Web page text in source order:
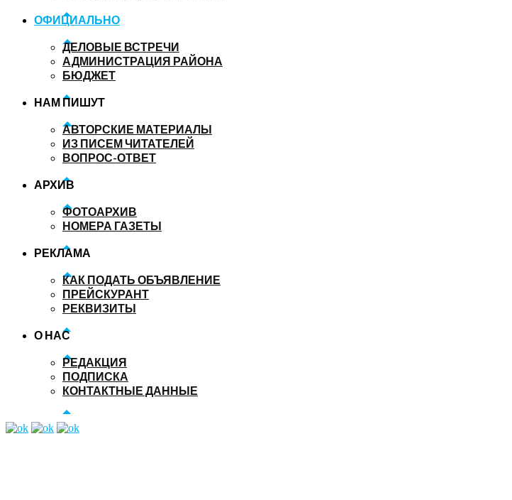
ОФИЦИАЛЬНО
ДЕЛОВЫЕ ВСТРЕЧИ
АДМИНИСТРАЦИЯ РАЙОНА
БЮДЖЕТ
НАМ ПИШУТ
АВТОРСКИЕ МАТЕРИАЛЫ
ИЗ ПИСЕМ ЧИТАТЕЛЕЙ
ВОПРОС-ОТВЕТ
АРХИВ
ФОТОАРХИВ
НОМЕРА ГАЗЕТЫ
РЕКЛАМА
КАК ПОДАТЬ ОБЪЯВЛЕНИЕ
ПРЕЙСКУРАНТ
РЕКВИЗИТЫ
О НАС
РЕДАКЦИЯ
ПОДПИСКА
КОНТАКТНЫЕ ДАННЫЕ